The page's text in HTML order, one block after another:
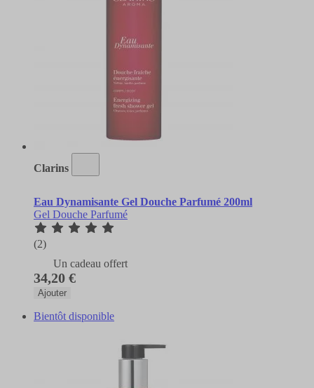
Clarins
Eau Dynamisante Gel Douche Parfumé 200ml
Gel Douche Parfumé
(2)
Un cadeau offert
34,20 €
Ajouter
Bientôt disponible